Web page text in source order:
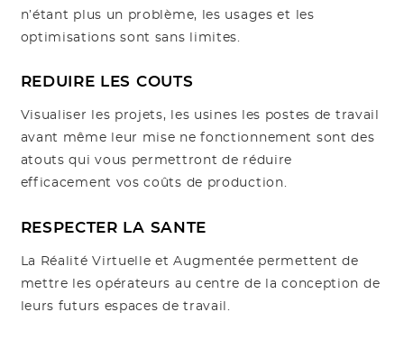
n’étant plus un problème, les usages et les
optimisations sont sans limites.
REDUIRE LES COUTS
Visualiser les projets, les usines les postes de travail
avant même leur mise ne fonctionnement sont des
atouts qui vous permettront de réduire
efficacement vos coûts de production.
RESPECTER LA SANTE
La Réalité Virtuelle et Augmentée permettent de
mettre les opérateurs au centre de la conception de
leurs futurs espaces de travail.